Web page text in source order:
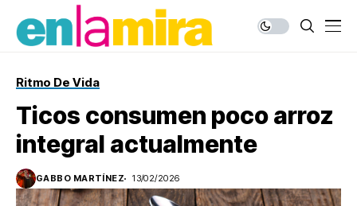
Ritmo De Vida
Ticos consumen poco arroz
integral actualmente
GABBO MARTÍNEZ 13/02/2026